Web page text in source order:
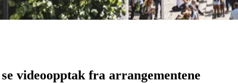
videoopptak fra arrangementene